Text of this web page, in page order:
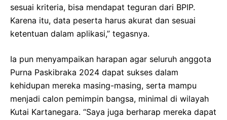
sesuai kriteria, bisa mendapat teguran dari BPIP.
Karena itu, data peserta harus akurat dan sesuai
ketentuan dalam aplikasi,” tegasnya.
Ia pun menyampaikan harapan agar seluruh anggota
Purna Paskibraka 2024 dapat sukses dalam
kehidupan mereka masing-masing, serta mampu
menjadi calon pemimpin bangsa, minimal di wilayah
Kutai Kartanegara. “Saya juga berharap mereka dapat